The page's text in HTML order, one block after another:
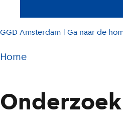
GGD Amsterdam | Ga naar de
Pad
huidige
pagina
Home